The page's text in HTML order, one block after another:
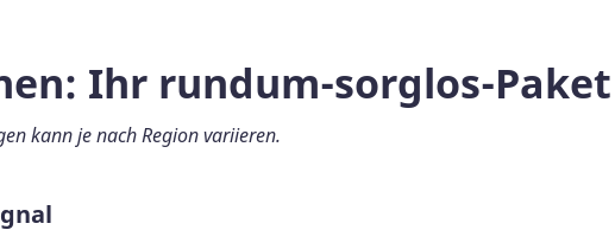
Ihr rundum-sorglos-
kann je nach Region variieren.